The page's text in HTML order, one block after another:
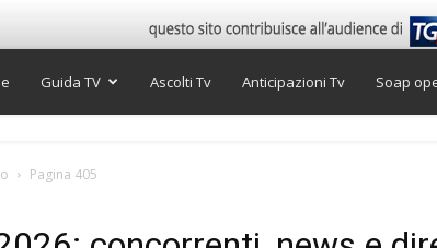
Guida TV Ascolti Tv Anticipazioni Tv Soap
Pagina 405